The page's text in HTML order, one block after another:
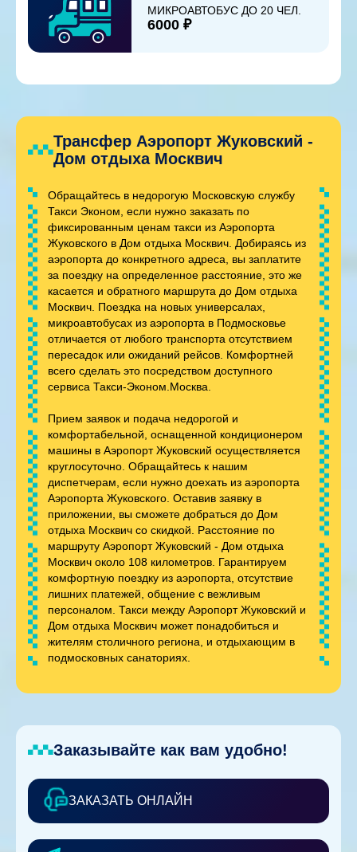
МИКРОАВТОБУС ДО 20 ЧЕЛ.
6000 ₽
Трансфер Аэропорт Жуковский -
Дом отдыха Москвич
Обращайтесь в недорогую Московскую службу
Такси Эконом, если нужно заказать по
фиксированным ценам такси из Аэропорта
Жуковского в Дом отдыха Москвич. Добираясь из
аэропорта до конкретного адреса, вы заплатите
за поездку на определенное расстояние, это же
касается и обратного маршрута до Дом отдыха
Москвич. Поездка на новых универсалах,
микроавтобусах из аэропорта в Подмосковье
отличается от любого транспорта отсутствием
пересадок или ожиданий рейсов. Комфортней
всего сделать это посредством доступного
сервиса Такси-Эконом.Москва.
Прием заявок и подача недорогой и
комфортабельной, оснащенной кондиционером
машины в Аэропорт Жуковский осуществляется
круглосуточно. Обращайтесь к нашим
диспетчерам, если нужно доехать из аэропорта
Аэропорта Жуковского. Оставив заявку в
приложении, вы сможете добраться до Дом
отдыха Москвич со скидкой. Расстояние по
маршруту Аэропорт Жуковский - Дом отдыха
Москвич около 108 километров. Гарантируем
комфортную поездку из аэропорта, отсутствие
лишних платежей, общение с вежливым
персоналом. Такси между Аэропорт Жуковский и
Дом отдыха Москвич может понадобиться и
жителям столичного региона, и отдыхающим в
подмосковных санаториях.
Заказывайте как вам удобно!
ЗАКАЗАТЬ ОНЛАЙН